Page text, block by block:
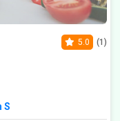
5.0 (1)
S